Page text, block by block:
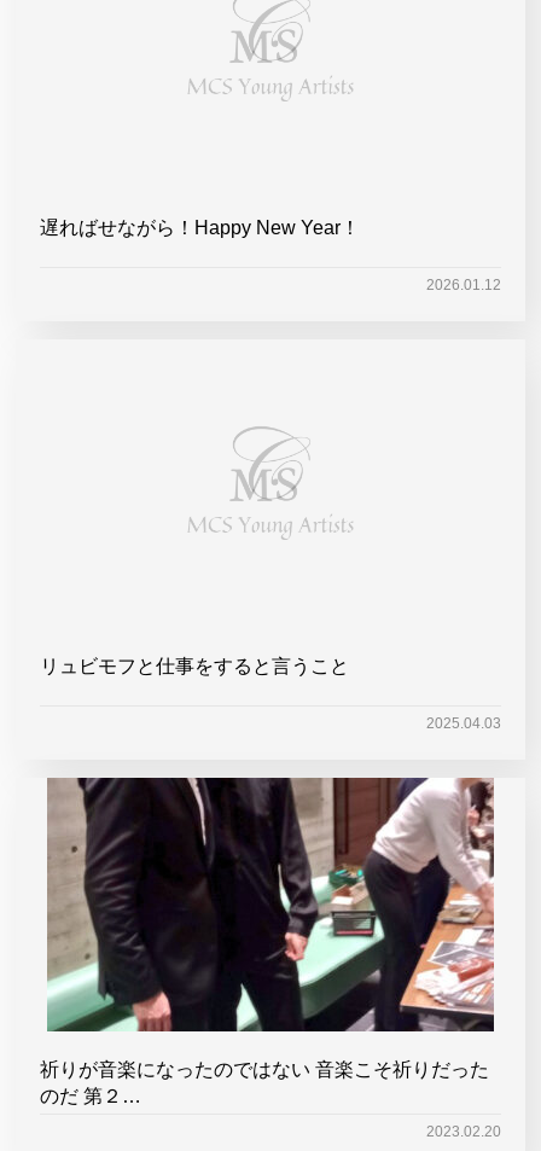
遅ればせながら！Happy New Year！
2026.01.12
リュビモフと仕事をすると言うこと
2025.04.03
祈りが音楽になったのではない 音楽こそ祈りだった
のだ 第２…
2023.02.20